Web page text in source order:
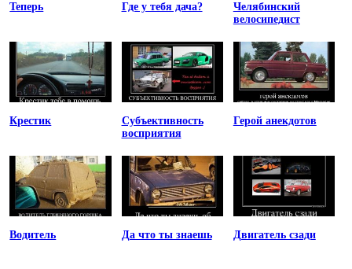
Теперь Где у тебя дача?
Челябинский
велосипедист
Крестик
Субъективность
восприятия
Герой анекдотов
Водитель Да что ты знаешь Двигатель сзади